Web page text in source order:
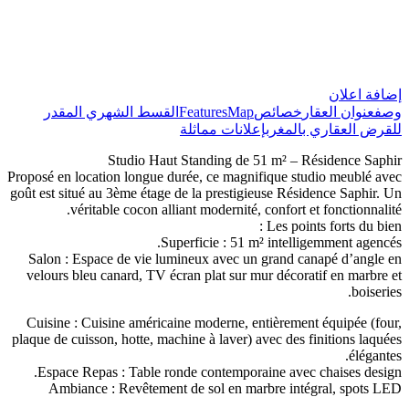
إضافة اعلان
وصفعنوان العقار خصائص FeaturesMap
القسط الشهري المقدر
للقرض العقاري بالمغربإعلانات مماثلة
Studio Haut Standing de 51 m² – Résidence Saphir
​Proposé en location longue durée, ce magnifique studio meublé avec
goût est situé au 3ème étage de la prestigieuse Résidence Saphir. Un
véritable cocon alliant modernité, confort et fonctionnalité.
​Les points forts du bien :
​Superficie : 51 m² intelligemment agencés.
​Salon : Espace de vie lumineux avec un grand canapé d’angle en
velours bleu canard, TV écran plat sur mur décoratif en marbre et
boiseries.
​Cuisine : Cuisine américaine moderne, entièrement équipée (four,
plaque de cuisson, hotte, machine à laver) avec des finitions laquées
élégantes.
​Espace Repas : Table ronde contemporaine avec chaises design.
​Ambiance : Revêtement de sol en marbre intégral, spots LED